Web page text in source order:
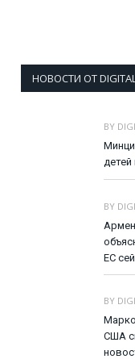
НОВОСТИ ОТ
BY
детей
BY
ЕС
BY
Марко
США